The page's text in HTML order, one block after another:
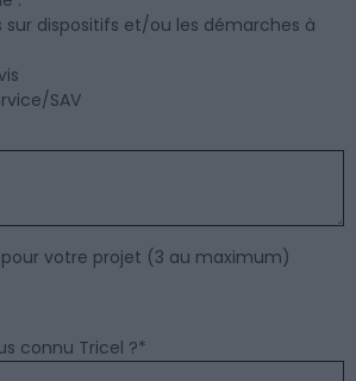
sur dispositifs et/ou les démarches à
SAV
votre projet (3 au maximum)
connu Tricel ?*